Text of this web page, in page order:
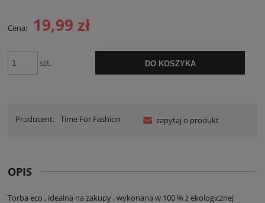
Cena: 19,99 zł
szt. DO KOSZYKA
Producent: Time For Fashion zapytaj o produkt
OPIS
Torba eco , idealna na zakupy , wykonana w 100 % z ekologicznej